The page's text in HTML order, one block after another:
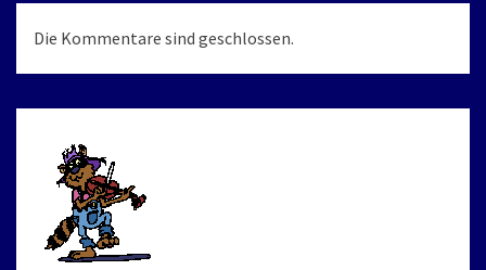
Die Kommentare sind geschlossen.